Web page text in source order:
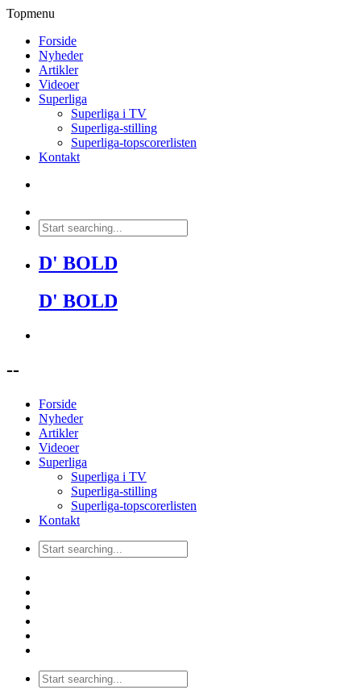
Topmenu
Forside
Nyheder
Artikler
Videoer
Superliga
Superliga i TV
Superliga-stilling
Superliga-topscorerlisten
Kontakt
D' BOLD
D' BOLD
--
Forside
Nyheder
Artikler
Videoer
Superliga
Superliga i TV
Superliga-stilling
Superliga-topscorerlisten
Kontakt